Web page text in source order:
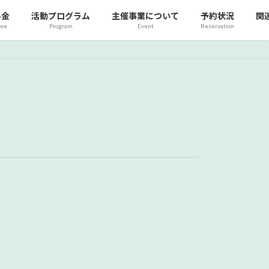
活動プログラム
Program
主催事業について
Event
予約状況
Reservation
関